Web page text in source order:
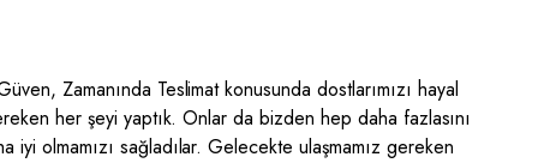
Zamanında Teslimat konusunda dostlarımızı hayal
her şeyi yaptık. Onlar da bizden hep daha fazlasını
olmamızı sağladılar. Gelecekte ulaşmamız gereken